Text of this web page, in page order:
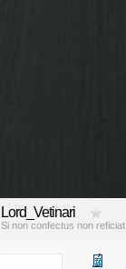
Lord_Vetinari
Si non confectus non reficiat